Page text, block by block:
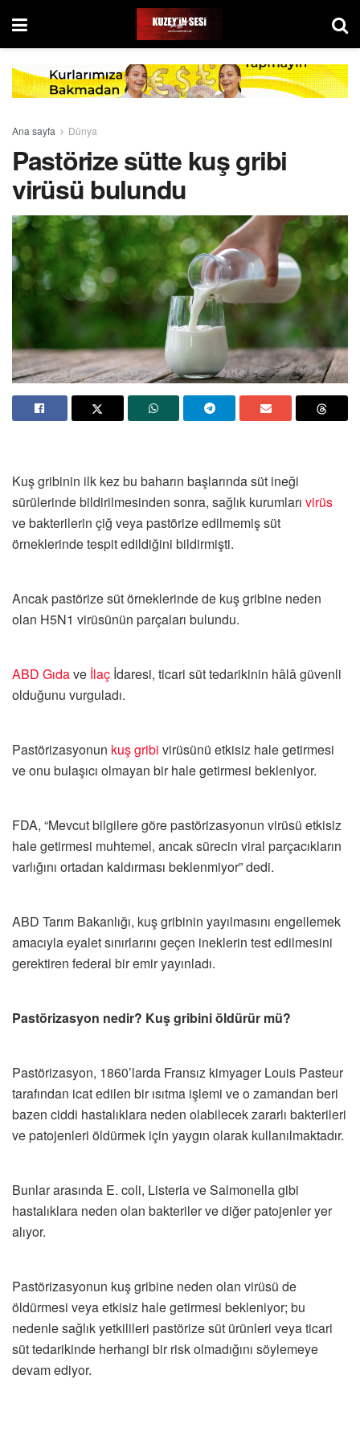
Ana sayfa Dünya
Pastörize sütte kuş gribi
virüsü bulundu
Kuş gribinin ilk kez bu baharın başlarında süt ineği
sürülerinde bildirilmesinden sonra, sağlık kurumları virüs
ve bakterilerin çiğ veya pastörize edilmemiş süt
örneklerinde tespit edildiğini bildirmişti.
Ancak pastörize süt örneklerinde de kuş gribine neden
olan H5N1 virüsünün parçaları bulundu.
ABD Gıdave İlaç İdaresi, ticari süt tedarikinin hâlâ güvenli
olduğunu vurguladı.
Pastörizasyonun kuş gribi virüsünü etkisiz hale getirmesi
ve onu bulaşıcı olmayan bir hale getirmesi bekleniyor.
FDA, “Mevcut bilgilere göre pastörizasyonun virüsü etkisiz
hale getirmesi muhtemel, ancak sürecin viral parçacıkların
varlığını ortadan kaldırması beklenmiyor” dedi.
ABD Tarım Bakanlığı, kuş gribinin yayılmasını engellemek
amacıyla eyalet sınırlarını geçen ineklerin test edilmesini
gerektiren federal bir emir yayınladı.
Pastörizasyon nedir? Kuş gribini öldürür mü?
Pastörizasyon, 1860’larda Fransız kimyager Louis Pasteur
tarafından icat edilen bir ısıtma işlemi ve o zamandan beri
bazen ciddi hastalıklara neden olabilecek zararlı bakterileri
ve patojenleri öldürmek için yaygın olarak kullanılmaktadır.
Bunlar arasında E. coli, Listeria ve Salmonella gibi
hastalıklara neden olan bakteriler ve diğer patojenler yer
alıyor.
Pastörizasyonun kuş gribine neden olan virüsü de
öldürmesi veya etkisiz hale getirmesi bekleniyor; bu
nedenle sağlık yetkilileri pastörize süt ürünleri veya ticari
süt tedarikinde herhangi bir risk olmadığını söylemeye
devam ediyor.